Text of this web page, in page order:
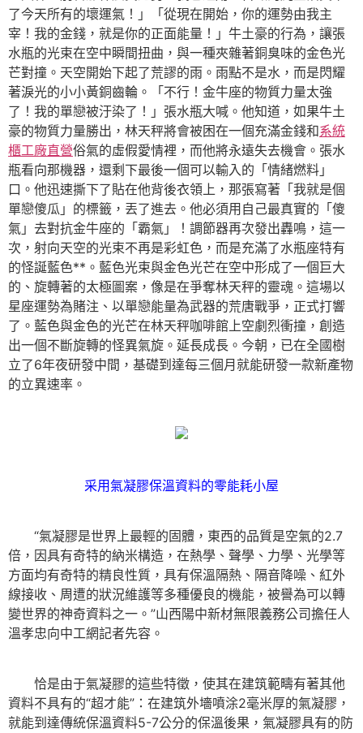
了今天所有的壞運氣！」「從現在開始，你的運勢由我主
宰！我的金錢，就是你的正面能量！」牛土豪的行為，讓張
水瓶的光束在空中瞬間扭曲，與一種夾雜著銅臭味的金色光
芒對撞。天空開始下起了荒謬的雨。雨點不是水，而是閃耀
著淚光的小小黃銅齒輪。「不行！金牛座的物質力量太強
了！我的單戀被汙染了！」張水瓶大喊。他知道，如果牛土
豪的物質力量勝出，林天秤將會被困在一個充滿金錢和系統
櫃工廠直營俗氣的虛假愛情裡，而他將永遠失去機會。張水
瓶看向那機器，還剩下最後一個可以輸入的「情緒燃料」
口。他迅速撕下了貼在他背後衣領上，那張寫著「我就是個
單戀傻瓜」的標籤，丟了進去。他必須用自己最真實的「傻
氣」去對抗金牛座的「霸氣」！調節器再次發出轟鳴，這一
次，射向天空的光束不再是彩虹色，而是充滿了水瓶座特有
的怪誕藍色**。藍色光束與金色光芒在空中形成了一個巨大
的、旋轉著的太極圖案，像是在爭奪林天秤的靈魂。這場以
星座運勢為賭注、以單戀能量為武器的荒唐戰爭，正式打響
了。藍色與金色的光芒在林天秤咖啡館上空劇烈衝撞，創造
出一個不斷旋轉的怪異氣旋。延長成長。今朝，已在全國樹
立了6年夜研發中間，基礎到達每三個月就能研發一款新產物
的立異速率。
采用氣凝膠保溫資料的零能耗小屋
“氣凝膠是世界上最輕的固體，東西的品質是空氣的2.7
倍，因具有奇特的納米構造，在熱學、聲學、力學、光學等
方面均有奇特的精良性質，具有保溫隔熱、隔音降噪、紅外
線接收、周遭的狀況維護等多種優良的機能，被譽為可以轉
變世界的神奇資料之一。”山西陽中新材無限義務公司擔任人
溫孝忠向中工網記者先容。
恰是由于氣凝膠的這些特徵，使其在建筑範疇有著其他
資料不具有的“超才能”：在建筑外墻噴涂2毫米厚的氣凝膠，
就能到達傳統保溫資料5-7公分的保溫後果，氣凝膠具有的防